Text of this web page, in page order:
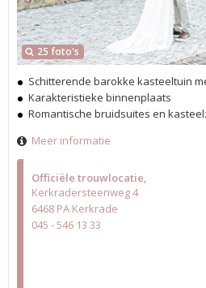
Officiële trouwlocatie
Kerkradersteenweg 4
6468 PA Kerkrade
045 - 546 13 33
25 foto's
Schitterende barokke kasteeltuin
Karakteristieke binnenplaats
Romantische bruidsuites en
Meer informatie